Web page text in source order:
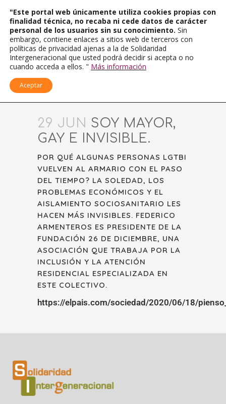
29 JUN SOY MAYOR,
GAY E INVISIBLE.
POR QUÉ ALGUNAS PERSONAS LGTBI
VUELVEN AL ARMARIO CON EL PASO
DEL TIEMPO? LA SOLEDAD, LOS
PROBLEMAS ECONÓMICOS Y EL
AISLAMIENTO SOCIOSANITARIO LES
HACEN MÁS INVISIBLES. FEDERICO
ARMENTEROS ES PRESIDENTE DE LA
FUNDACIÓN 26 DE DICIEMBRE, UNA
ASOCIACIÓN QUE TRABAJA POR LA
INCLUSIÓN Y LA ATENCIÓN
RESIDENCIAL ESPECIALIZADA EN
ESTE COLECTIVO.
https://elpais.com/sociedad/2020/06/18/
"Este portal web únicamente utiliza cookies propias con
finalidad técnica, no recaba ni cede datos de carácter
personal de los usuarios sin su conocimiento. Sin
embargo, contiene enlaces a sitios web de terceros con
políticas de privacidad ajenas a la de Solidaridad
Intergeneracional que usted podrá decidir si acepta o no
cuando acceda a ellos. " Más información
Aceptar